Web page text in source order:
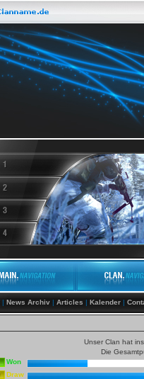
| News Archiv | Articles | Kalender |
Unser Clan hat
Die
Won
Draw